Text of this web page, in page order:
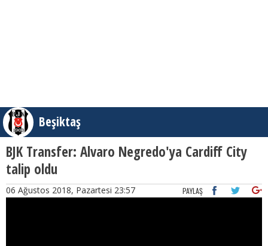
Beşiktaş
BJK Transfer: Alvaro Negredo'ya Cardiff City
talip oldu
06 Ağustos 2018, Pazartesi 23:57 PAYLAŞ